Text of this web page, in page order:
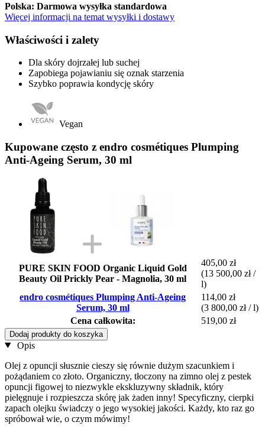
Polska: Darmowa wysyłka standardowa
Więcej informacji na temat wysyłki i dostawy
Właściwości i zalety
Dla skóry dojrzałej lub suchej
Zapobiega pojawianiu się oznak starzenia
Szybko poprawia kondycję skóry
Vegan
Kupowane często z endro cosmétiques Plumping
Anti-Ageing Serum, 30 ml
PURE SKIN FOOD Organic Liquid Gold
Beauty Oil Prickly Pear - Magnolia, 30 ml
405,00 zł
(13 500,00 zł /
l)
endro cosmétiques Plumping Anti-Ageing
Serum, 30 ml
114,00 zł
(3 800,00 zł / l)
Cena całkowita:
519,00 zł
Dodaj produkty do koszyka
Opis
Olej z opuncji słusznie cieszy się równie dużym szacunkiem i
pożądaniem co złoto. Organiczny, tłoczony na zimno olej z pestek
opuncji figowej to niezwykle ekskluzywny składnik, który
pielęgnuje i rozpieszcza skórę jak żaden inny! Specyficzny, cierpki
zapach olejku świadczy o jego wysokiej jakości. Każdy, kto raz go
spróbował wie, o czym mówimy!